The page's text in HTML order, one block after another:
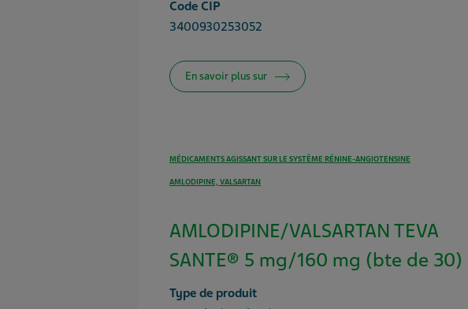
Code CIP
3400930253052
En savoir plus sur
MÉDICAMENTS AGISSANT SUR LE SYSTÈME RÉNINE-ANGIOTENSINE
AMLODIPINE, VALSARTAN
AMLODIPINE/VALSARTAN TEVA
SANTE® 5 mg/160 mg (bte de 30)
Type de produit